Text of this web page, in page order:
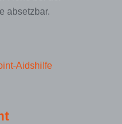
absetzbar.
Aidshilfe